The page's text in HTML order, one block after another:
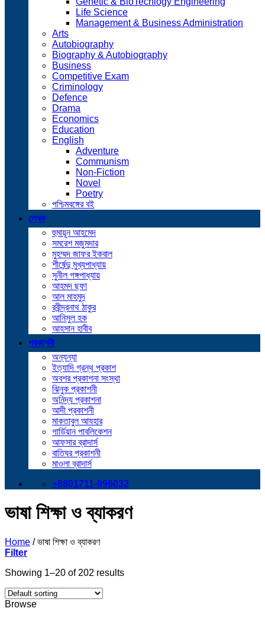
Life Science
Management & Business Administration
Arts
Autobiography
Biography & Autobiography
Business
Competitive Exam
Criminology
Defence
Drama
Economics
Education
English
Adventure
Communism
Non-Fiction
Novel
Poetry
পশ্চিমবঙ্গের বই
লেখক
হুমায়ূন আহমেদ
সমরেশ মজুমদার
মুহম্মদ জাফর ইকবাল
শীর্ষেন্দু মুখ্যপাধ্যায়
সুনীল গঙ্গপাধ্যায়
আহমদ ছফা
আল মাহমুদ
রবীন্দ্রনাথ ঠাকুর
আনিসুল হক
আহসান হাবীব
প্রকাশনী
অন্যন্যা
ইত্যাদি গ্রন্থ প্রকাশ
অবশর প্রকাশনা সংস্থা
ঝিনুক প্রকাশনী
অনিন্দ্য প্রকাশনা
আদী প্রকাশনী
মাকতাবুল আযহার
গার্ডিয়ান পাবলিকেশন
আফসার ব্রাদার্স
বাতিঘর প্রকাশনী
মাওলা ব্রাদার্স
+8801711-996032
ভাষা শিক্ষা ও ব্যাকরণ
Home /ভাষা শিক্ষা ও ব্যাকরণ
Filter
Showing 1–20 of 202 results
Browse